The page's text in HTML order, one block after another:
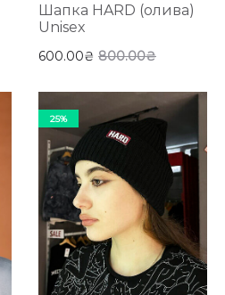
Шапка HARD (олива)
Unisex
800.00₴
600.00₴
25%